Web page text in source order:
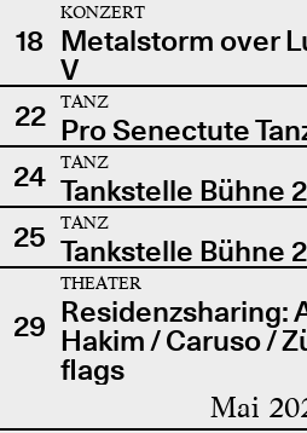
18
KONZERT
Metalstorm over
V
22
TANZ
Pro Senectute
24
TANZ
Tankstelle Bühne
25
TANZ
Tankstelle Bühne
29
THEATER
Residenzsharing:
Hakim / Caruso /
flags
Mai